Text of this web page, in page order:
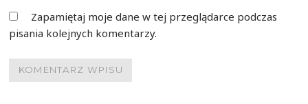
Zapamiętaj moje dane w tej przeglądarce podczas
pisania kolejnych komentarzy.